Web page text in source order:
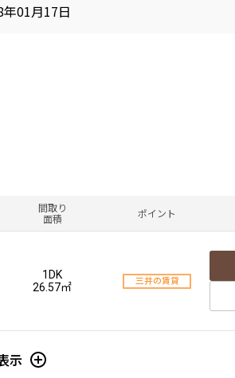
年01月17日
間取り
面積
ポイント
1DK
26.57㎡
三井の賃貸
示